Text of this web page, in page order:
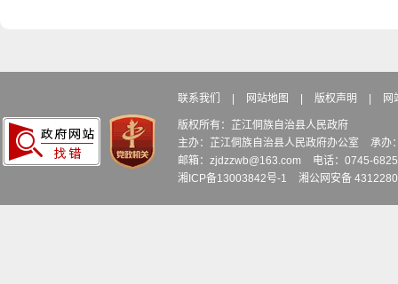
联系我们 网站地图 版权声明 网
版权所有：芷江侗族自治县人民政府
主办：芷江侗族自治县人民政府办公室
承办
邮箱：zjdzzwb@163.com
电话：0745-
湘ICP备13003842号-1
湘公网安备